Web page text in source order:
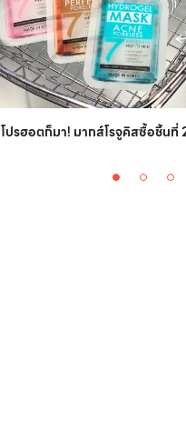
โปรฮอตก็มา! มากส์โรจูคิสซื้อชิ้นที่